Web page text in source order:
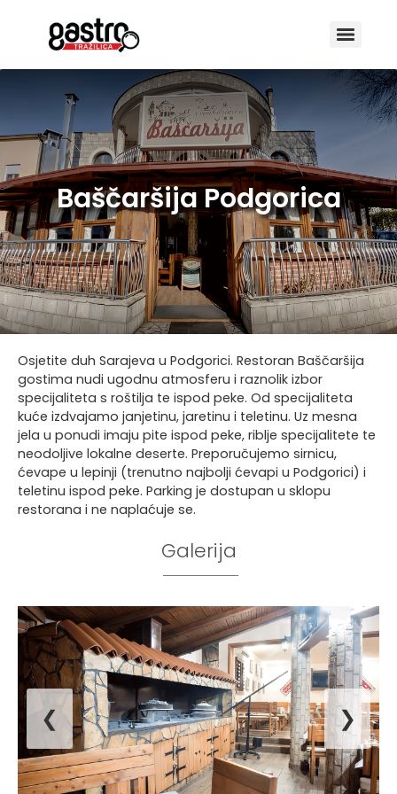
Baščaršija Podgorica
Osjetite duh Sarajeva u Podgorici. Restoran Baščaršija
gostima nudi ugodnu atmosferu i raznolik izbor
specijaliteta s roštilja te ispod peke. Od specijaliteta
kuće izdvajamo janjetinu, jaretinu i teletinu. Uz mesna
jela u ponudi imaju pite ispod peke, riblje specijalitete te
neodoljive lokalne deserte. Preporučujemo sirnicu,
ćevape u lepinji (trenutno najbolji ćevapi u Podgorici) i
teletinu ispod peke. Parking je dostupan u sklopu
restorana i ne naplaćuje se.
Galerija
❮ ❯